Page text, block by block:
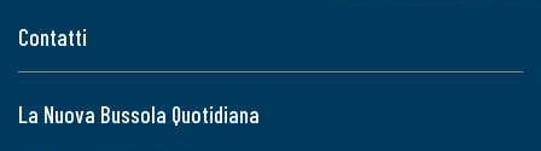
Contatti
La Nuova Bussola Quotidiana